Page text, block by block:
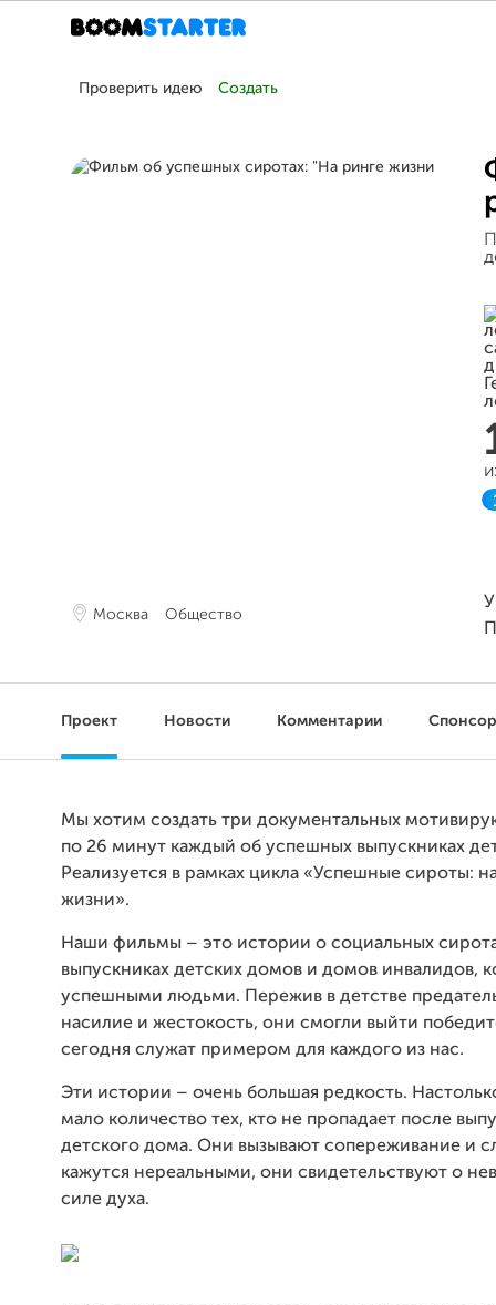
Проверить идею Создать
Москва Общество
Проект Новости Комментарии
Мы хотим создать три документальных
по 26 минут каждый об успешных выпускниках
Реализуется в рамках цикла «Успешные сироты:
жизни».
Наши фильмы – это истории о социальных
выпускниках детских домов и домов инвалидов,
успешными людьми. Пережив в детстве
насилие и жестокость, они смогли выйти
сегодня служат примером для каждого из нас.
Эти истории – очень большая редкость.
мало количество тех, кто не пропадает после
детского дома. Они вызывают сопереживание и
кажутся нереальными, они свидетельствуют о
силе духа.